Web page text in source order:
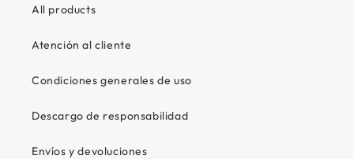
All products
Atención al cliente
Condiciones generales de uso
Descargo de responsabilidad
Envíos y devoluciones